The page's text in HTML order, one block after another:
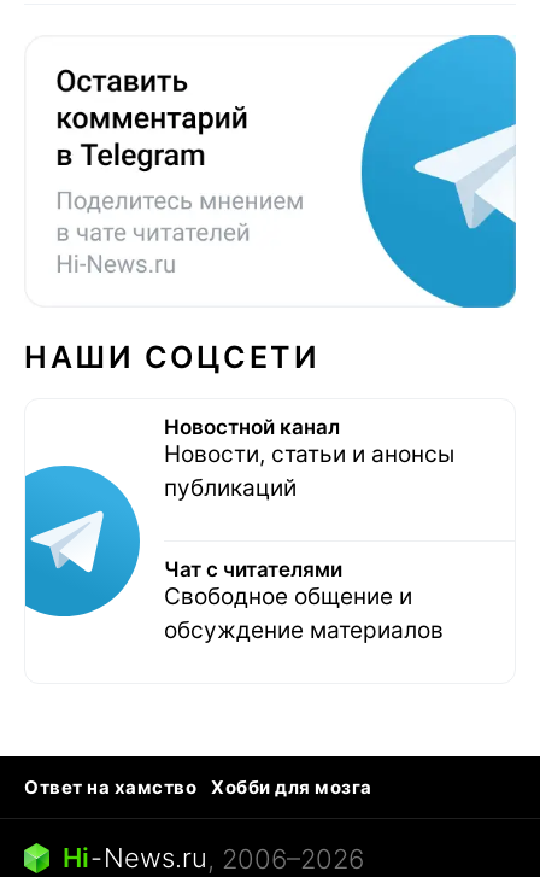
НАШИ СОЦСЕТИ
Новостной канал
Новости, статьи и анонсы
публикаций
Чат с читателями
Свободное общение и
обсуждение материалов
Ответ на хамство
Хобби для мозга
Бензин 100 vs 95
Тунцы в океанариуме
Следующая пандемия
Hi-News.ru, 2006–2026